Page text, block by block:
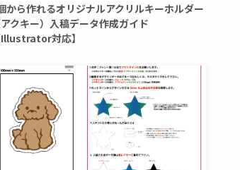
から作れるオリジナルアクリルキーホルダー
アクキー）入稿データ作成ガイド
Illustrator対応】